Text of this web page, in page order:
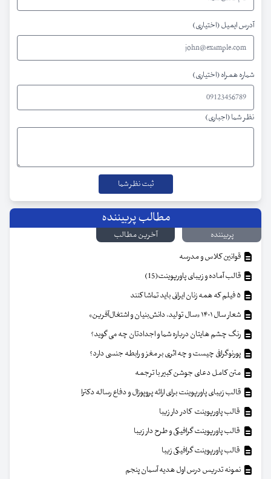
آدرس ایمیل (اختیاری)
شماره همراه (اختیاری)
نظر شما (اجباری)
مطالب پربیننده
پربیننده
آخرین مطالب
قوانین کلاس و مدرسه
قالب آماده و زیبای پاورپوینت(15)
شعار سال ۱۴۰۱ «سال تولید، دانش‌بنیان و اشتغال‌آفرین»
رنگ چشم هایتان درباره شما و اجدادتان چه می گوید؟
پورنوگرافی چیست و چه اثری بر مغز و رابطه جنسی دارد؟
متن کامل دعای جوشن کبیر با ترجمه
قالب زیبای پاورپوینت برای ارائه پروپوزال و دفاع رساله دکترا
قالب پاورپوینت کادر دار زیبا
قالب پاورپوینت گرافیکی و طرح دار زیبا
قالب پاورپوینت گرافیکی زیبا
نمونه تدریس درس اول هدیه آسمان پنجم